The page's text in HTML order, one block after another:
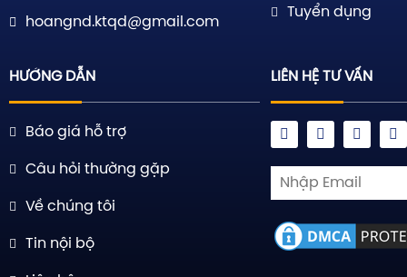
hoangnd.ktqd@gmail.com
Tuyển dụng
HƯỚNG DẪN
Báo giá hỗ trợ
Câu hỏi thường gặp
Về chúng tôi
Tin nội bộ
LIÊN HỆ TƯ VẤN